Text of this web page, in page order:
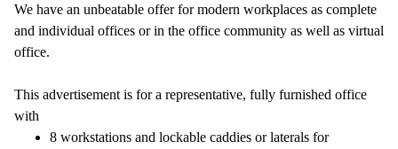
We have an unbeatable offer for modern workplaces as complete
and individual offices or in the office community as well as virtual
office.
This advertisement is for a representative, fully furnished office
with
8 workstations and lockable caddies or laterals for